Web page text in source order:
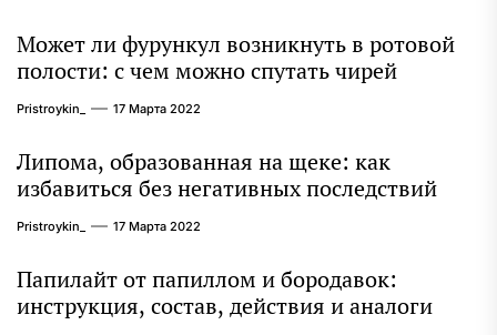
Может ли фурункул возникнуть в ротовой
полости: с чем можно спутать чирей
Pristroykin_ 17 Марта 2022
Липома, образованная на щеке: как
избавиться без негативных последствий
Pristroykin_ 17 Марта 2022
Папилайт от папиллом и бородавок:
инструкция, состав, действия и аналоги